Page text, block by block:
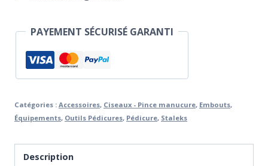
PAYEMENT SÉCURISÉ GARANTI
Catégories : Accessoires, Ciseaux - Pince manucure, Embouts,
Équipements, Outils Pédicures, Pédicure, Staleks
Description